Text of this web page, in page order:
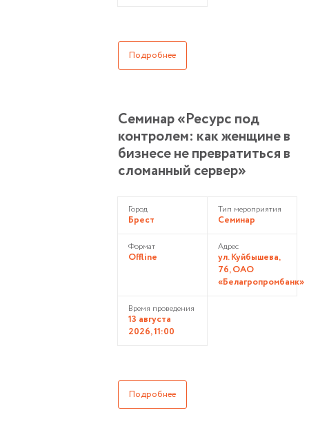
Подробнее
Cеминар «Ресурс под
контролем: как женщине в
бизнесе не превратиться в
сломанный сервер»
Город
Брест
Тип мероприятия
Семинар
Формат
Offline
Адрес
ул. Куйбышева,
76, ОАО
«Белагропромбанк»
Время проведения
13 августа
2026, 11:00
Подробнее